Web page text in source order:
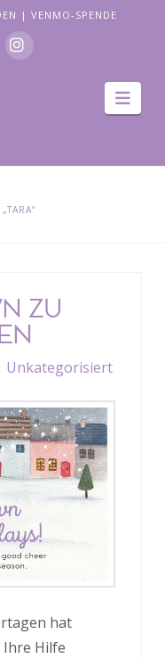
|VENMO-SPENDE
ZU
Unkategorisiert
hat
Hilfe